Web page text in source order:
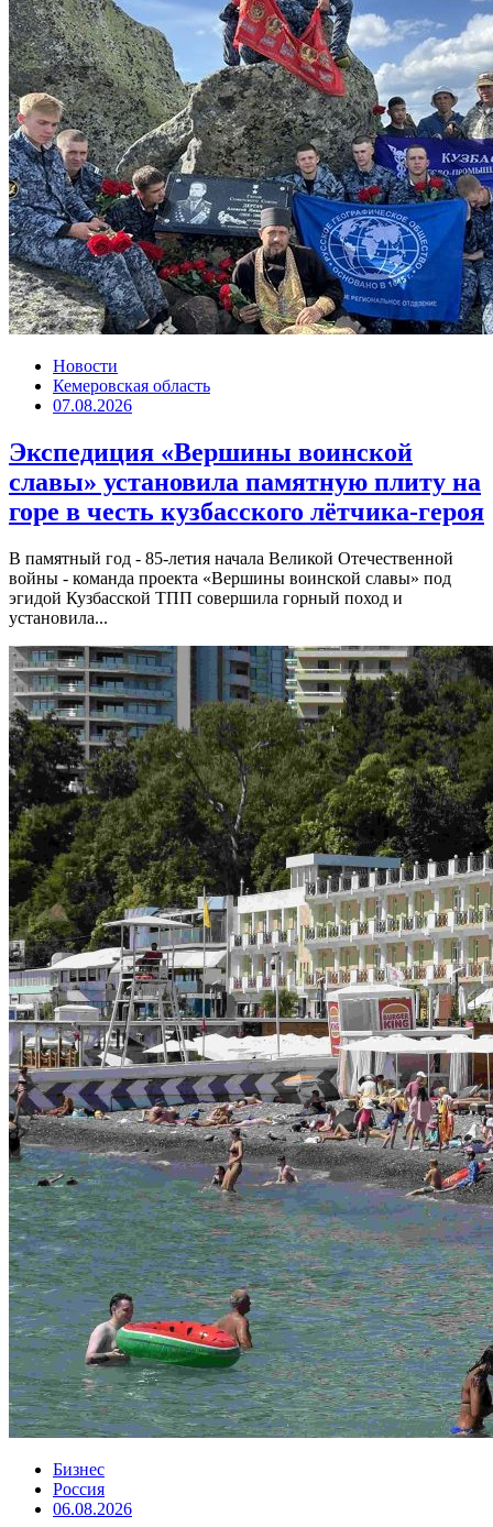
Новости
Кемеровская область
07.08.2026
Экспедиция «Вершины воинской
славы» установила памятную плиту на
горе в честь кузбасского лётчика-героя
В памятный год - 85-летия начала Великой Отечественной
войны - команда проекта «Вершины воинской славы» под
эгидой Кузбасской ТПП совершила горный поход и
установила...
Бизнес
Россия
06.08.2026